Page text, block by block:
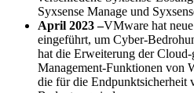
Syxsense Manage und
April 2023 –VMware hat
eingeführt, um Cyber-
hat die Erweiterung der Cloud-
Management-Funktionen von
die für die Endpunktsicherheit